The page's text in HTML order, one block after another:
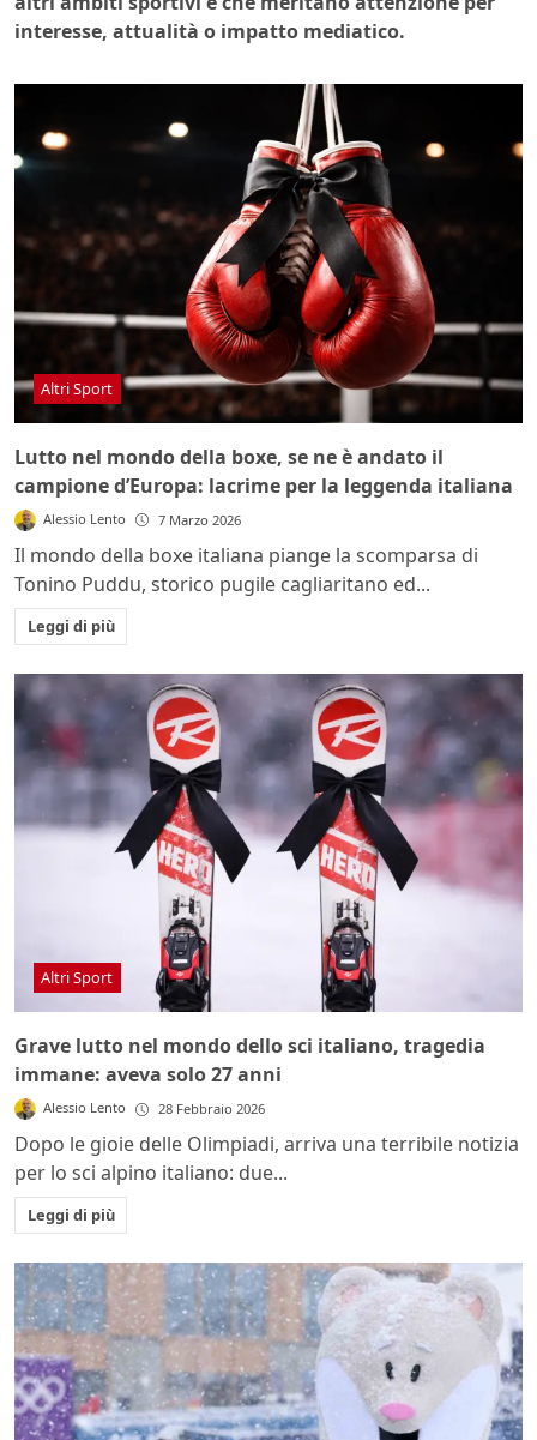
interesse, attualità o impatto mediatico.
Altri Sport
Lutto nel mondo della boxe, se ne è andato il
campione d’Europa: lacrime per la leggenda italiana
Alessio Lento 7 Marzo 2026
Il mondo della boxe italiana piange la scomparsa di
Tonino Puddu, storico pugile cagliaritano ed...
Leggi di più
Altri Sport
Grave lutto nel mondo dello sci italiano, tragedia
immane: aveva solo 27 anni
Alessio Lento 28 Febbraio 2026
Dopo le gioie delle Olimpiadi, arriva una terribile notizia
per lo sci alpino italiano: due...
Leggi di più